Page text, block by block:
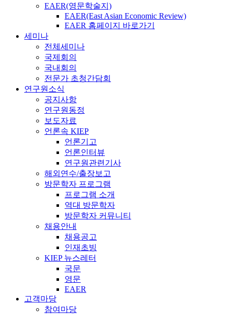
EAER(영문학술지)
EAER(East Asian Economic Review)
EAER 홈페이지 바로가기
세미나
전체세미나
국제회의
국내회의
전문가 초청간담회
연구원소식
공지사항
연구원동정
보도자료
언론속 KIEP
언론기고
언론인터뷰
연구원관련기사
해외연수/출장보고
방문학자 프로그램
프로그램 소개
역대 방문학자
방문학자 커뮤니티
채용안내
채용공고
인재초빙
KIEP 뉴스레터
국문
영문
EAER
고객마당
참여마당